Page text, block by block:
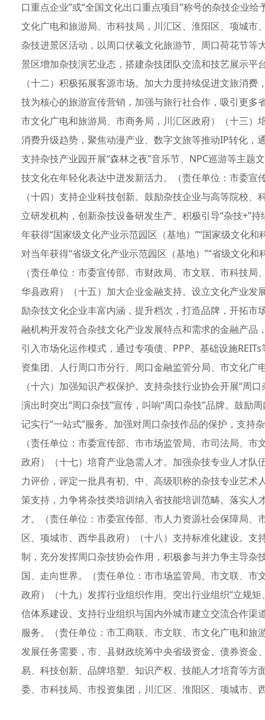
口重点企业”或“全国文化出口重点项目”称号的杂技企业
文化广电和旅游局、市科技局，川汇区、淮阳区、项城
杂技进景区活动，以周口伏羲文化旅游节、周口荷花节
景区增加杂技演艺业态，搭建杂技团队交流和技艺展示
（十二）积极拓展客源市场。加大力度持续促进文旅消
技为核心的旅游宣传营销，加强与旅行社合作，吸引更
市文化广电和旅游局、市商务局，川汇区政府）（十三
消费升级趋势，聚焦动漫产业、数字文旅等推动IP转化
支持杂技产业园开展“森林之夜”音乐节、NPC巡游等主
技文化在年轻化表达中迸发新活力。（责任单位：市委
（十四）支持企业科技创新。鼓励杂技企业与高等院校
立研发机构，创新杂技设备研发生产。积极引导“杂技+”
年获得“国家级文化产业示范园区（基地）”“国家级文化
对当年获得“省级文化产业示范园区（基地）”“省级文化
（责任单位：市委宣传部、市财政局、市文联、市科技
华县政府）（十五）加大企业金融支持。设立文化产业
励杂技文化企业丰富内涵，提升档次，打造品牌，开拓
融机构开发符合杂技文化产业发展特点和需求的金融产
引入市场化运作模式，通过专项债、PPP、基础设施
资集团、人行周口市分行、周口金融监管分局、市文化
（十六）加强知识产权保护。支持杂技行业协会开展“周
演出时突出“周口杂技”宣传，叫响“周口杂技”品牌。鼓励
记实行“一站式”服务。加强对周口杂技作品的保护，支持
（责任单位：市委宣传部、市市场监管局、市司法局、
政府）（十七）培育产业急需人才。加强杂技专业人才
力评价，评定一批具有初、中、高级职称的杂技专业艺术
策支持，力争将杂技类培训纳入省技能培训范畴。落实
才。（责任单位：市委宣传部、市人力资源社会保障局
区、项城市、西华县政府）（十八）支持标准化建设。
制，充分发挥周口杂技协会作用，积极参与并力争主导
国、走向世界。（责任单位：市市场监管局、市文联、
政府）（十九）发挥行业组织作用。突出行业组织“立规
信体系建设。支持行业组织与国内外城市建立交流合作
服务。（责任单位：市工商联、市文联、市文化广电和
发展任务需要，市、县财政统筹中央省级资金、债券资
易、科技创新、品牌培塑、知识产权、技能人才培育等
委、市科技局、市投资集团，川汇区、淮阳区、项城市、